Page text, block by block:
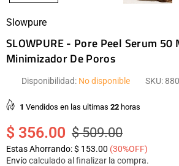
Slowpure
SLOWPURE - Pore Peel Serum 50
Minimizador De Poros
Disponibilidad: No disponible SKU:
1 Vendidos en las ultimas 22 horas
habitual
$ 356.00 $ 509.00
Estas Ahorrando:$ 153.00 (30%OFF)
Envíocalculado al finalizar la compra.